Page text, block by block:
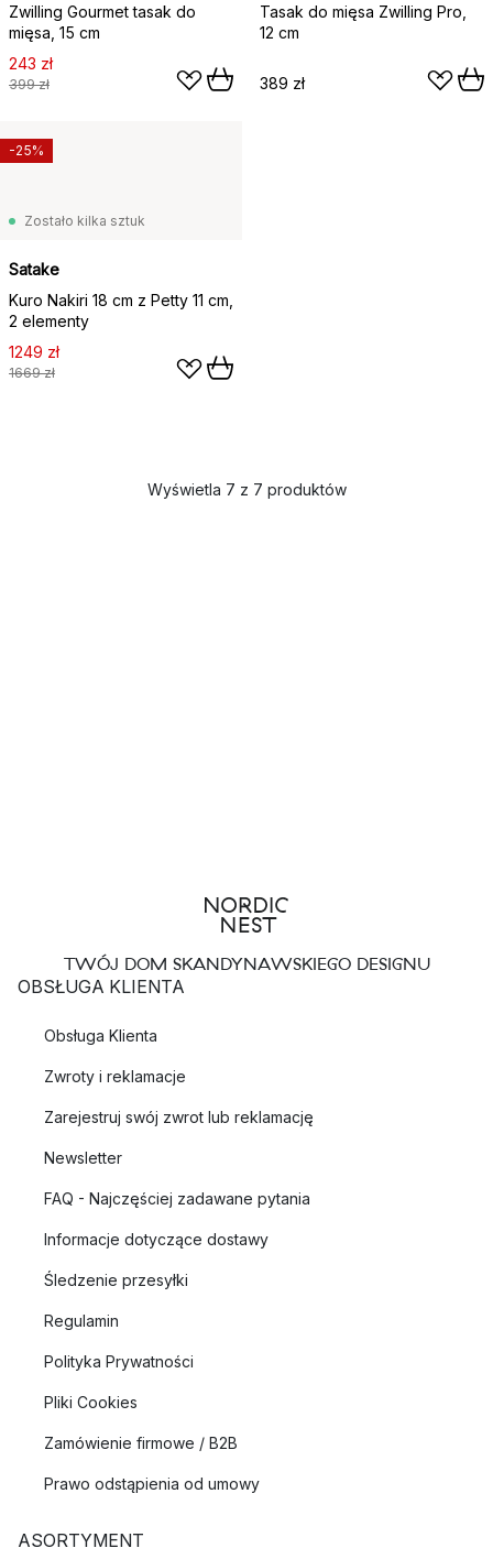
Zwilling Gourmet tasak do
mięsa, 15 cm
243 zł
399 zł
Tasak do mięsa Zwilling Pro,
12 cm
389 zł
Zostało kilka sztuk
Satake
Kuro Nakiri 18 cm z Petty 11 cm,
2 elementy
1249 zł
1669 zł
-25%
Wyświetla 7 z 7 produktów
TWÓJ DOM SKANDYNAWSKIEGO DESIGNU
OBSŁUGA KLIENTA
Obsługa Klienta
Zwroty i reklamacje
Zarejestruj swój zwrot lub reklamację
Newsletter
FAQ - Najczęściej zadawane pytania
Informacje dotyczące dostawy
Śledzenie przesyłki
Regulamin
Polityka Prywatności
Pliki Cookies
Zamówienie firmowe / B2B
Prawo odstąpienia od umowy
ASORTYMENT